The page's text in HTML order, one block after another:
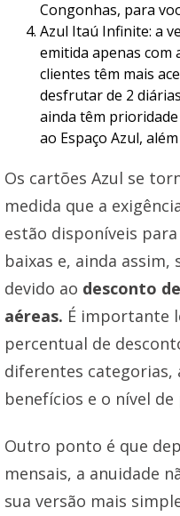
Congonhas, para
Azul Itaú Infinite: a
emitida apenas com
clientes têm mais
desfrutar de 2
ainda têm
ao Espaço Azul,
Os cartões Azul se
medida que a
estão disponíveis
baixas e, ainda
devido ao desconto
aéreas. É importante
percentual de
diferentes categorias,
benefícios e o nível
Outro ponto é que
mensais, a anuidade
sua versão mais